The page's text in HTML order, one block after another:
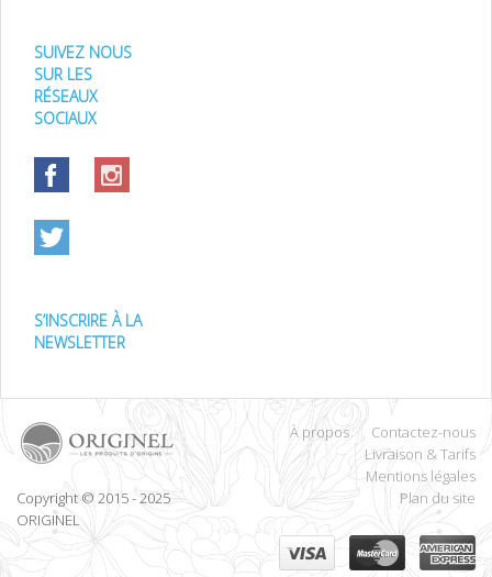
SUIVEZ NOUS
SUR LES
RÉSEAUX
SOCIAUX
S’INSCRIRE À LA
NEWSLETTER
Copyright © 2015 - 2025
ORIGINEL
À propos
Contactez-nous
Livraison & Tarifs
Mentions légales
Plan du site